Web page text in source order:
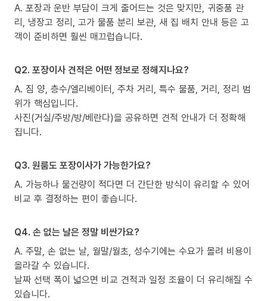
A. 포장과 운반 부담이 크게 줄어드는 것은 맞지만, 귀중품 관
리, 냉장고 정리, 고가 물품 분리 보관, 새 집 배치 안내 등은 고
객이 준비하면 훨씬 매끄럽습니다.
Q2. 포장이사 견적은 어떤 정보로 정해지나요?
A. 짐 양, 층수/엘리베이터, 주차 거리, 특수 물품, 거리, 정리 범
위가 핵심입니다.
사진(거실/주방/방/베란다)을 공유하면 견적 안내가 더 정확해
집니다.
Q3. 원룸도 포장이사가 가능한가요?
A. 가능하나 물건량이 적다면 더 간단한 방식이 유리할 수 있어
비교 후 결정하는 편이 좋습니다.
Q4. 손 없는 날은 정말 비싼가요?
A. 주말, 손 없는 날, 월말/월초, 성수기에는 수요가 몰려 비용이
올라갈 수 있습니다.
날짜 선택 폭이 넓으면 비교 견적과 일정 조율이 더 유리해질 수
있습니다.